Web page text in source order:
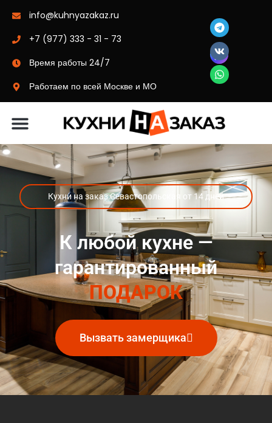
info@kuhnyazakaz.ru
+7 (977) 333 - 31 - 73
Время работы 24/7
Работаем по всей Москве и МО
Кухни на заказ Севастопольская от 14 дней
К любой кухне —
гарантированный
ПОДАРОК
Вызвать замерщика